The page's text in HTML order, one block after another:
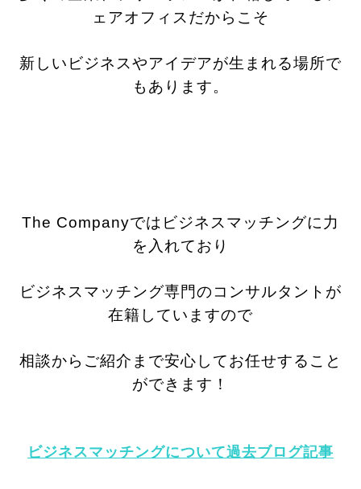
ェアオフィスだからこそ
新しいビジネスやアイデアが生まれる場所で
もあります。
The Companyではビジネスマッチングに力
を入れており
ビジネスマッチング専門のコンサルタントが
在籍していますので
相談からご紹介まで安心してお任せすること
ができます！
ビジネスマッチングについて過去ブログ記事